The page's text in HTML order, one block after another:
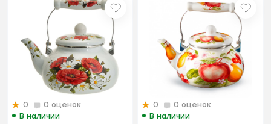
0
0 оценок
В наличии
0
0 оценок
В наличии